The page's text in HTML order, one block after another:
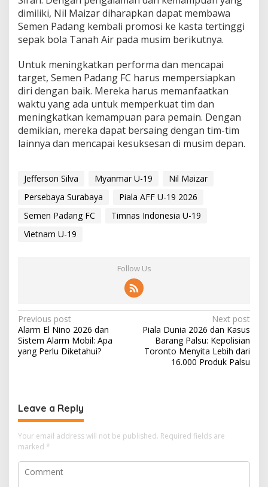
dimiliki, Nil Maizar diharapkan dapat membawa
Semen Padang kembali promosi ke kasta tertinggi
sepak bola Tanah Air pada musim berikutnya.
Untuk meningkatkan performa dan mencapai
target, Semen Padang FC harus mempersiapkan
diri dengan baik. Mereka harus memanfaatkan
waktu yang ada untuk memperkuat tim dan
meningkatkan kemampuan para pemain. Dengan
demikian, mereka dapat bersaing dengan tim-tim
lainnya dan mencapai kesuksesan di musim depan.
Jefferson Silva Myanmar U-19
Nil Maizar
Persebaya Surabaya
Piala AFF U-19 2026
Semen Padang FC
Timnas Indonesia U-19
Vietnam U-19
Follow Us
P
o
s
a
v
i
g
a
Previous post
Alarm El Nino 2026 dan
Sistem Alarm Mobil: Apa
yang Perlu Diketahui?
Next post
Piala Dunia 2026 dan Kasus
Barang Palsu: Kepolisian
Toronto Menyita Lebih dari
16.000 Produk Palsu
Leave a Reply
Your email address will not be published. Required fields are
marked *